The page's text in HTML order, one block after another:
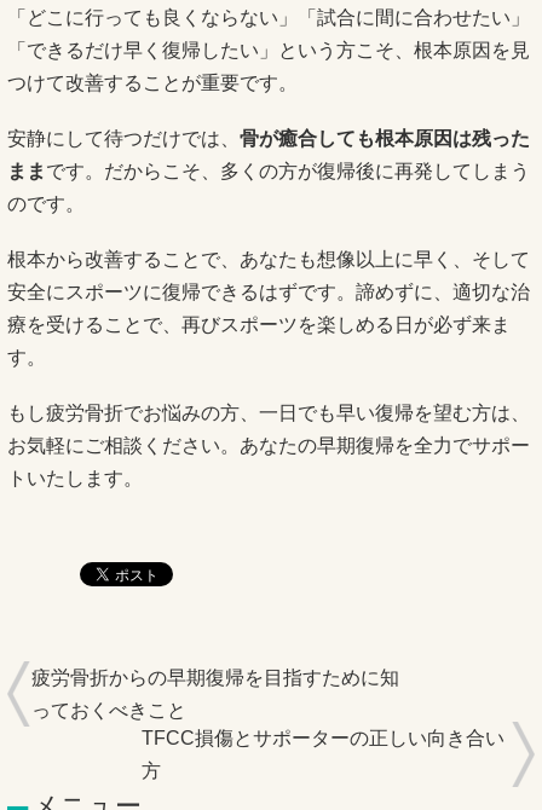
「どこに行っても良くならない」「試合に間に合わせたい」
「できるだけ早く復帰したい」という方こそ、根本原因を見
つけて改善することが重要です。
安静にして待つだけでは、 骨が癒合しても根本原因は残った
まま です。だからこそ、多くの方が復帰後に再発してしまう
のです。
根本から改善することで、あなたも想像以上に早く、そして
安全にスポーツに復帰できるはずです。諦めずに、適切な治
療を受けることで、再びスポーツを楽しめる日が必ず来ま
す。
もし疲労骨折でお悩みの方、一日でも早い復帰を望む方は、
お気軽にご相談ください。あなたの早期復帰を全力でサポー
トいたします。
疲労骨折からの早期復帰を目指すために知
っておくべきこと
TFCC損傷とサポーターの正しい向き合い
方